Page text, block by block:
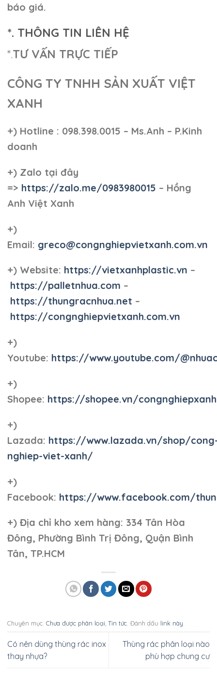
báo giá.
*. THÔNG TIN LIÊN HỆ
*.TƯ VẤN TRỰC TIẾP
CÔNG TY TNHH SẢN XUẤT VIỆT
XANH
+) Hotline : 098.398.0015 – Ms.Anh – P.Kinh
doanh
+) Zalo tại đây
=> https://zalo.me/0983980015 – Hồng
Anh Việt Xanh
+)
Email: greco@congnghiepvietxanh.com.vn
+) Website: https://vietxanhplastic.vn –
https://palletnhua.com –
https://thungracnhua.net –
https://congnghiepvietxanh.com.vn
+)
Youtube: https://www.youtube.com/
+)
Shopee: https://shopee.vn/
+)
Lazada: https://www.lazada.vn/shop/
nghiep-viet-xanh/
+)
Facebook: https://www.facebook.com/
+) Địa chỉ kho xem hàng: 334 Tân Hòa
Đông, Phường Bình Trị Đông, Quận Bình
Tân, TP.HCM
Chuyên mục: Chưa được phân loại Tin tức . Đánh dấu link này
Có nên dùng thùng rác inox
thay nhựa?
Thùng rác phân loại nào
phù hợp chung cư